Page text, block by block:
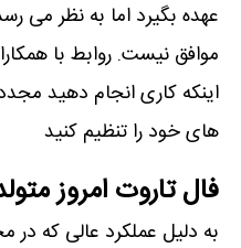
عهده بگیرد اما به نظر می
موافق نیست. روابط با
اینکه کاری انجام دهید
های خود را تنظیم کنید
فال تاروت امروز
به دلیل عملکرد عالی که در